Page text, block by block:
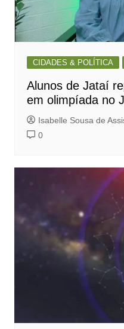
CIDADES & POLÍTICA
Alunos de Jataí
em olimpíada no
Isabelle Sousa de
0